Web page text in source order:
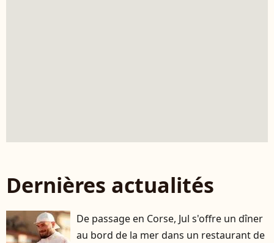
Dernières actualités
De passage en Corse, Jul s'offre un dîner
au bord de la mer dans un restaurant de